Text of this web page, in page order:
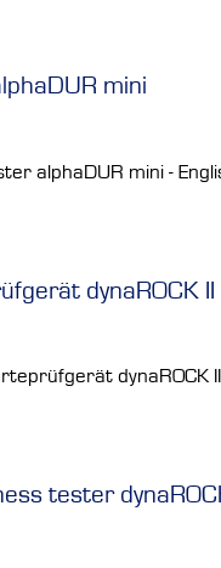
mini
alphaDUR mini -
dynaROCK II
dynaROCK
tester